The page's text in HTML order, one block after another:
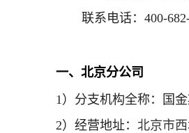
联系电话： 400-
一、北京分公司
1）分支机构全称：国
2）经营地址： 北京市